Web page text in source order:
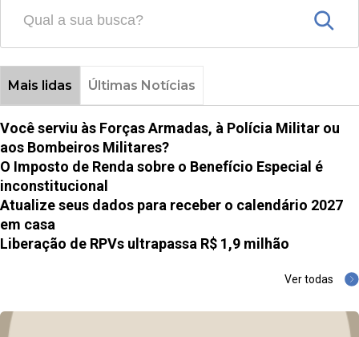
Mais lidas Últimas Notícias
Você serviu às Forças Armadas, à Polícia Militar ou
aos Bombeiros Militares?
O Imposto de Renda sobre o Benefício Especial é
inconstitucional
Atualize seus dados para receber o calendário 2027
em casa
Liberação de RPVs ultrapassa R$ 1,9 milhão
Ver todas